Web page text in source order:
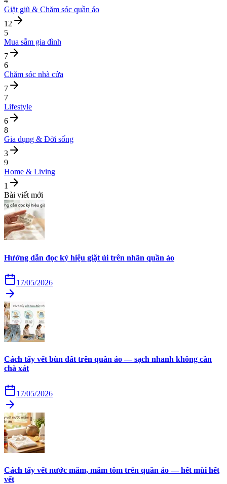
Giặt giũ & Chăm sóc quần áo
12
5
Mua sắm gia đình
7
6
Chăm sóc nhà cửa
7
7
Lifestyle
6
8
Gia dụng & Đời sống
3
9
Home & Living
1
Bài viết mới
Hướng dẫn đọc ký hiệu giặt ủi trên nhãn quần áo
17/05/2026
Cách tẩy vết bùn đất trên quần áo — sạch nhanh không cần
chà xát
17/05/2026
Cách tẩy vết nước mắm, mắm tôm trên quần áo — hết mùi hết
vết